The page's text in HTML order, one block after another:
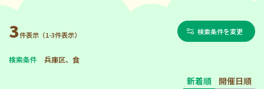
3件表示（1-3件表示） 検索条件を変更
検索条件 兵庫区、食
新着順 開催日順